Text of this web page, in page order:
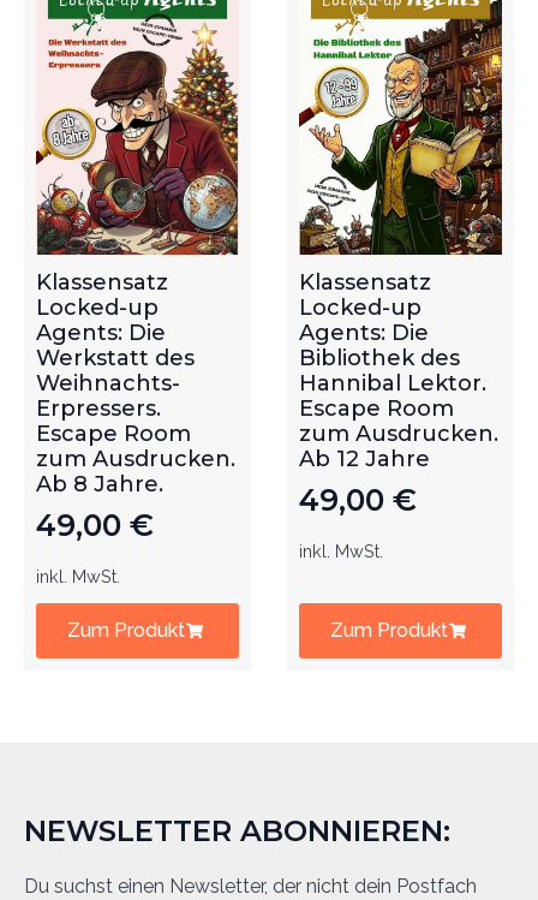
Klassensatz
Locked-up
Agents: Die
Werkstatt des
Weihnachts-
Erpressers.
Escape Room
zum Ausdrucken.
Ab 8 Jahre.
49,00 €
inkl. MwSt.
Zum Produkt
Klassensatz
Locked-up
Agents: Die
Bibliothek des
Hannibal Lektor.
Escape Room
zum Ausdrucken.
Ab 12 Jahre
49,00 €
inkl. MwSt.
Zum Produkt
NEWSLETTER ABONNIEREN:
Du suchst einen Newsletter, der nicht dein Postfach